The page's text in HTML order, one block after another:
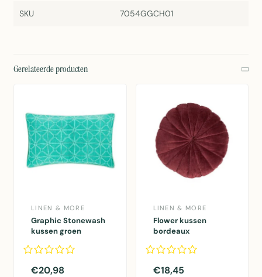
SKU 7054GGCH01
Gerelateerde producten
LINEN & MORE
Graphic Stonewash
kussen groen
€20,98
LINEN & MORE
Flower kussen
bordeaux
€18,45